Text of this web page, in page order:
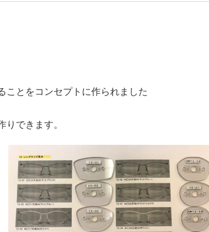
ことをコンセプトに作られました
できます。